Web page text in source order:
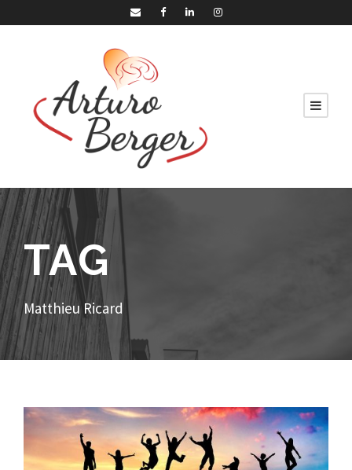
TAG
Matthieu Ricard